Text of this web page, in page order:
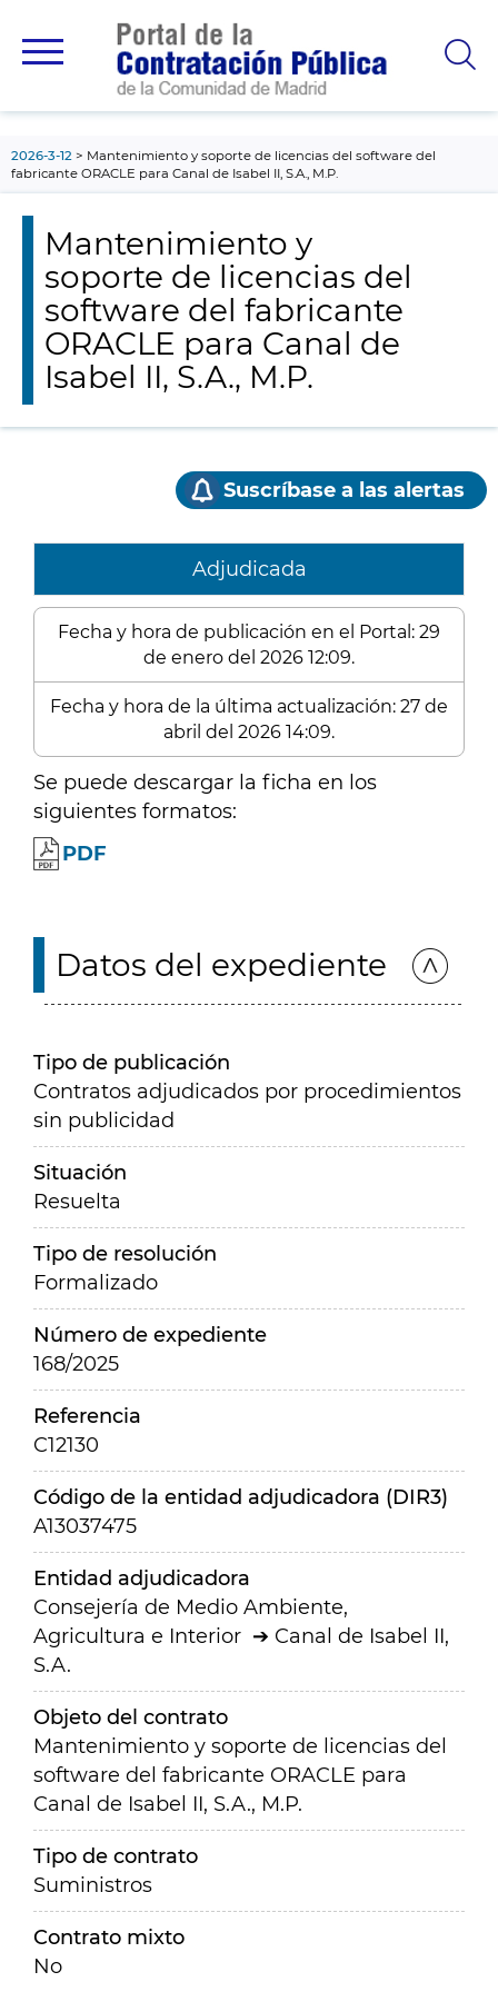
principal
2026-3-12
Mantenimiento y soporte de licencias del software del
fabricante ORACLE para Canal de Isabel II, S.A., M.P.
Mantenimiento y
soporte de licencias del
software del fabricante
ORACLE para Canal de
Isabel II, S.A., M.P.
Suscríbase a las alertas
Adjudicada
Fecha y hora de publicación en el Portal: 29
de enero del 2026 12:09.
Fecha y hora de la última actualización: 27 de
abril del 2026 14:09.
Se puede descargar la ficha en los
siguientes formatos:
PDF
Datos del expediente
Tipo de publicación
Contratos adjudicados por procedimientos
sin publicidad
Situación
Resuelta
Tipo de resolución
Formalizado
Número de expediente
168/2025
Referencia
C12130
Código de la entidad adjudicadora (DIR3)
A13037475
Entidad adjudicadora
Consejería de Medio Ambiente,
Agricultura e Interior
Canal de Isabel II,
S.A.
Objeto del contrato
Mantenimiento y soporte de licencias del
software del fabricante ORACLE para
Canal de Isabel II, S.A., M.P.
Tipo de contrato
Suministros
Contrato mixto
No